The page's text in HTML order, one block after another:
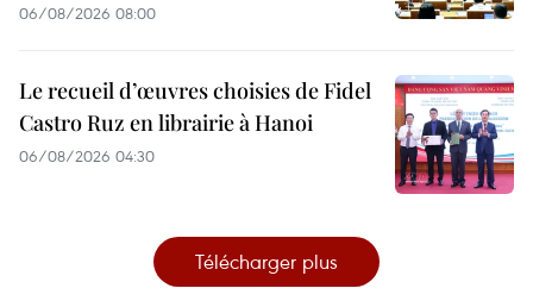
06/08/2026 08:00
Le recueil d’œuvres choisies de Fidel
Castro Ruz en librairie à Hanoi
06/08/2026 04:30
Télécharger plus